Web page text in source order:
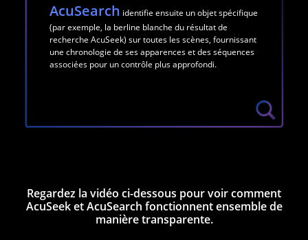
AcuSearch identifie ensuite un objet spécifique
(par exemple, la berline blanche du résultat de
recherche AcuSeek) sur toutes les scènes, fournissant
une chronologie de ses apparences et des séquences
associées pour un contrôle plus approfondi.
Regardez la vidéo ci-dessous pour voir comment
AcuSeek et AcuSearch fonctionnent ensemble de
manière transparente.